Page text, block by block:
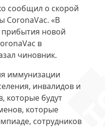
сообщил о скорой
CoronaVac. «В
новой
в
чиновник.
иммунизации
инвалидов и
которые будут
которые
сотрудников